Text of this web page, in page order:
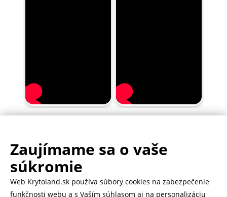
.
Rychlé doručenie 1-2 dní
Zaujímame sa o vaše
súkromie
Web Krytoland.sk používa súbory cookies na zabezpečenie
funkčnosti webu a s Vaším súhlasom aj na personalizáciu